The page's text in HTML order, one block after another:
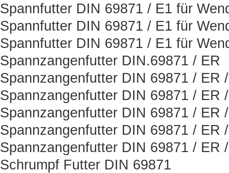
Spannfutter DIN 69871 / E1 für
Spannfutter DIN 69871 / E1 für
Spannfutter DIN 69871 / E1 für
Spannzangenfutter DIN.69871 / ER
Spannzangenfutter DIN 69871 / ER
Spannzangenfutter DIN 69871 / ER
Spannzangenfutter DIN 69871 / ER
Spannzangenfutter DIN 69871 / ER
Spannzangenfutter DIN 69871 / ER
Schrumpf Futter DIN 69871